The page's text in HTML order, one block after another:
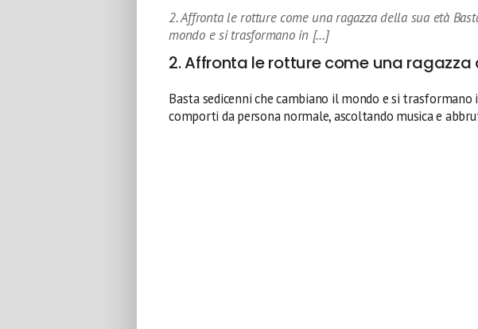
2. Affronta le rotture come una ragazza della sua età
mondo e si trasformano in […]
2. Affronta le rotture come una
Basta sedicenni che cambiano il mondo e si
comporti da persona normale, ascoltando musica e